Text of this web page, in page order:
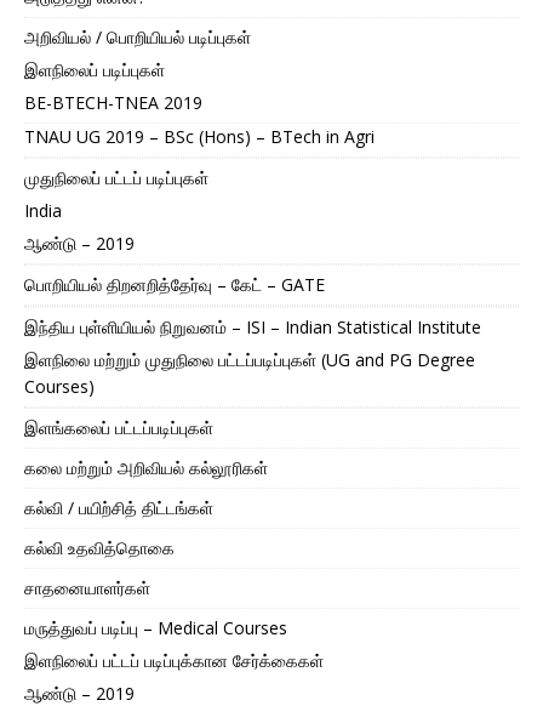
அறிவியல் / பொறியியல் படிப்புகள்
இளநிலைப் படிப்புகள்
BE-BTECH-TNEA 2019
TNAU UG 2019 – BSc (Hons) – BTech in Agri
முதுநிலைப் பட்டப் படிப்புகள்
India
ஆண்டு – 2019
பொறியியல் திறனறித்தேர்வு – கேட் – GATE
இந்திய புள்ளியியல் நிறுவனம் – ISI – Indian Statistical Institute
இளநிலை மற்றும் முதுநிலை பட்டப்படிப்புகள் (UG and PG Degree
Courses)
இளங்கலைப் பட்டப்படிப்புகள்
கலை மற்றும் அறிவியல் கல்லூரிகள்
கல்வி / பயிற்சித் திட்டங்கள்
கல்வி உதவித்தொகை
சாதனையாளர்கள்
மருத்துவப் படிப்பு – Medical Courses
இளநிலைப் பட்டப் படிப்புக்கான சேர்க்கைகள்
ஆண்டு – 2019